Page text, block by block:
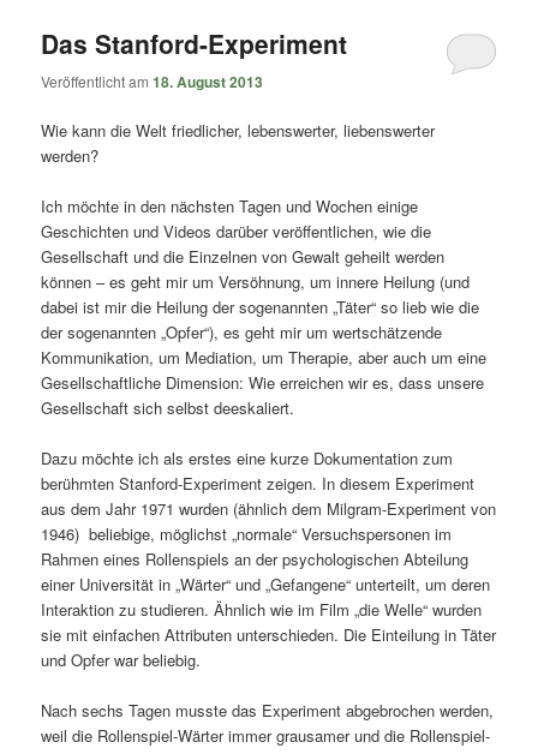
Das Stanford-Experiment
Veröffentlicht am18. August 2013
Wie kann die Welt friedlicher, lebenswerter, liebenswerter
werden?
Ich möchte in den nächsten Tagen und Wochen einige
Geschichten und Videos darüber veröffentlichen, wie die
Gesellschaft und die Einzelnen von Gewalt geheilt werden
können – es geht mir um Versöhnung, um innere Heilung (und
dabei ist mir die Heilung der sogenannten „Täter“ so lieb wie die
der sogenannten „Opfer“), es geht mir um wertschätzende
Kommunikation, um Mediation, um Therapie, aber auch um eine
Gesellschaftliche Dimension: Wie erreichen wir es, dass unsere
Gesellschaft sich selbst deeskaliert.
Dazu möchte ich als erstes eine kurze Dokumentation zum
berühmten Stanford-Experiment zeigen. In diesem Experiment
aus dem Jahr 1971 wurden (ähnlich dem Milgram-Experiment von
1946) beliebige, möglichst „normale“ Versuchspersonen im
Rahmen eines Rollenspiels an der psychologischen Abteilung
einer Universität in „Wärter“ und „Gefangene“ unterteilt, um deren
Interaktion zu studieren. Ähnlich wie im Film „die Welle“ wurden
sie mit einfachen Attributen unterschieden. Die Einteilung in Täter
und Opfer war beliebig.
Nach sechs Tagen musste das Experiment abgebrochen werden,
weil die Rollenspiel-Wärter immer grausamer und die Rollenspiel-